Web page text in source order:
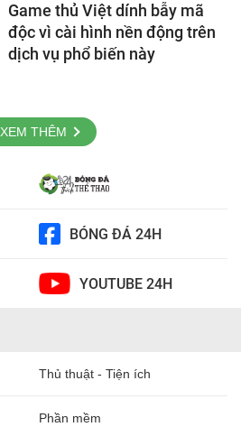
Game thủ Việt dính bẫy mã
độc vì cài hình nền động trên
dịch vụ phổ biến này
XEM THÊM
BÓNG ĐÁ 24H
YOUTUBE 24H
Thủ thuật - Tiện ích
Phần mềm